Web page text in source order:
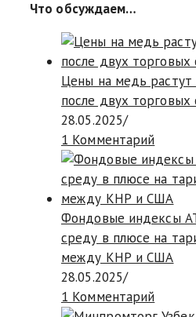
Что обсуждаем…
Цены на медь растут
после двух торговых
28.05.2025/
1 Комментарий
Фондовые индексы
среду в плюсе на
между КНР и США
28.05.2025/
1 Комментарий